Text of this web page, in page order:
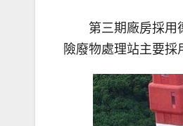
第三期廠房採用
險廢物處理站主要